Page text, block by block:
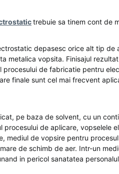
trebuie sa tinem cont de
depasesc orice alt tip de
metalica vopsita. Finisajul
de fabricatie pentru
finale sunt cel mai frecvent
pe baza de solvent, cu un
de aplicare, vopselele
mediul de vopsire pentru
de schimb de aer. Intr-un
in pericol sanatatea